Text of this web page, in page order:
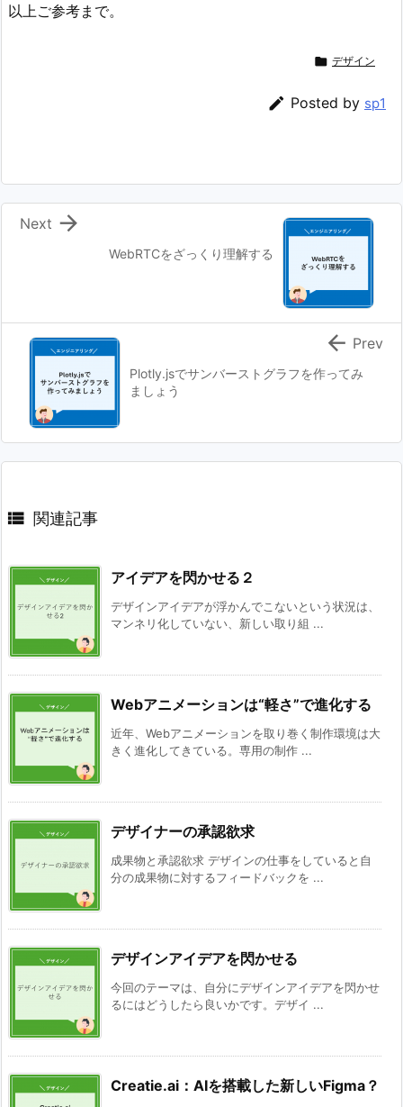
以上ご参考まで。
 デザイン
 Posted by sp1
WebRTCをざっくり理解する

Next
Plotly.jsでサンバーストグラフを作ってみ
ましょう
 Prev
 関連記事
アイデアを閃かせる２
デザインアイデアが浮かんでこないという状況は、
マンネリ化していない、新しい取り組 ...
Webアニメーションは“軽さ”で進化する
近年、Webアニメーションを取り巻く制作環境は大
きく進化してきている。専用の制作 ...
デザイナーの承認欲求
成果物と承認欲求 デザインの仕事をしていると自
分の成果物に対するフィードバックを ...
デザインアイデアを閃かせる
今回のテーマは、自分にデザインアイデアを閃かせ
るにはどうしたら良いかです。デザイ ...
Creatie.ai：AIを搭載した新しいFigma？